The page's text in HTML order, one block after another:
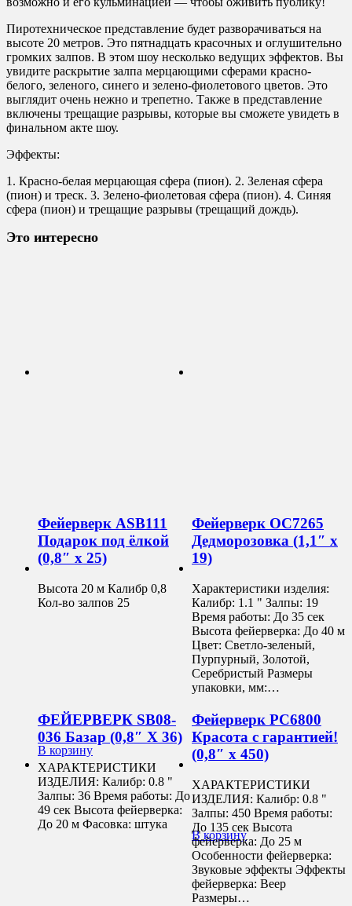
Пиротехническое представление будет разворачиваться на
высоте 20 метров. Это пятнадцать красочных и оглушительно
громких залпов. В этом шоу несколько ведущих эффектов. Вы
увидите раскрытие залпа мерцающими сферами красно-
белого, зеленого, синего и зелено-фиолетового цветов. Это
выглядит очень нежно и трепетно. Также в представление
включены трещащие разрывы, которые вы сможете увидеть в
финальном акте шоу.
Эффекты:
1. Красно-белая мерцающая сфера (пион). 2. Зеленая сфера
(пион) и треск. 3. Зелено-фиолетовая сфера (пион). 4. Синяя
сфера (пион) и трещащие разрывы (трещащий дождь).
Это интересно
Фейерверк ASB111
Подарок под ёлкой
(0,8″ х 25)
Высота 20 м Калибр 0,8
Кол-во залпов 25
В корзину
Фейерверк ОС7265
Дедморозовка (1,1″ х
19)
Характеристики изделия:
Калибр: 1.1 " Залпы: 19
Время работы: До 35 сек
Высота фейерверка: До 40 м
Цвет: Светло-зеленый,
Пурпурный, Золотой,
Серебристый Размеры
упаковки, мм:…
В корзину
ФЕЙЕРВЕРК SB08-
036 Базар (0,8″ Х 36)
ХАРАКТЕРИСТИКИ
ИЗДЕЛИЯ: Калибр: 0.8 "
Залпы: 36 Время работы: До
49 сек Высота фейерверка:
До 20 м Фасовка: штука
Фейерверк РС6800
Красота с гарантией!
(0,8″ х 450)
ХАРАКТЕРИСТИКИ
ИЗДЕЛИЯ: Калибр: 0.8 "
Залпы: 450 Время работы:
До 135 сек Высота
фейерверка: До 25 м
Особенности фейерверка:
Звуковые эффекты Эффекты
фейерверка: Веер
Размеры…